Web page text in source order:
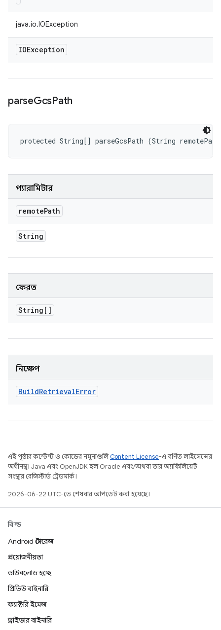
java.io.IOException
IOException
parseGcsPath
protected String[] parseGcsPath (String
প্যারামিটার
remotePath
String
ফেরত
String[]
নিক্ষেপ
BuildRetrievalError
এই পৃষ্ঠার কন্টেন্ট ও কোডের নমুনাগুলিContent License-এ বর্ণিত লাইসেন্সের
অধীনস্থ। Java এবং OpenJDK হল Oracle এবং/অথবা তার অ্যাফিলিয়েট
সংস্থার রেজিস্টার্ড ট্রেডমার্ক।
2026-06-22 UTC-তে শেষবার আপডেট করা হয়েছে।
বিল্ড
Android স্টোরেজ
প্রয়োজনীয়তা
ডাউনলোড হচ্ছে
প্রিভিউ বাইনারি
ফ্যাক্টরি ইমেজ
ড্রাইভার বাইনারি